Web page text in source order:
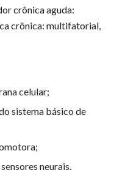
crônica aguda:
crônica: multifatorial,
celular;
sistema básico de
neurais.